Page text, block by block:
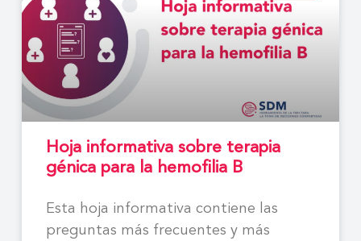
Hoja informativa sobre terapia
génica para la hemofilia B
Esta hoja informativa contiene las
preguntas más frecuentes y más